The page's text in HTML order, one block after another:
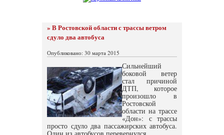
» В Ростовской области с трассы ветром
сдуло два автобуса
Опубликовано: 30 марта 2015
Сильнейший
боковой ветер
стал причиной
ДТП, которое
произошло в
Ростовской
области на трассе
«Дон»: с трассы
просто сдуло два пассажирских автобуса.